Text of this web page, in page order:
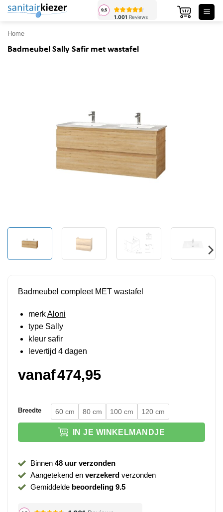
Ga
inhoud
Home
Badmeubel Sally Safir met wastafel
Badmeubel compleet MET wastafel
merkAloni
type Sally
kleur safir
levertijd 4 dagen
vanaf474,95
Breedte 60 cm 80 cm 100 cm 120 cm
IN JE WINKELMANDJE
Binnen 48 uur verzonden
Aangetekend en verzekerdverzonden
Gemiddelde beoordeling 9.5